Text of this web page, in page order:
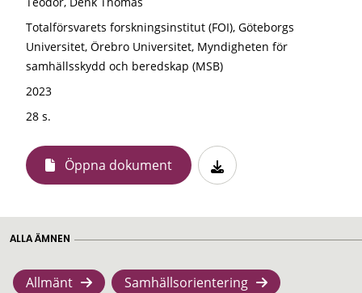
Totalförsvarets forskningsinstitut (FOI), Göteborgs
Universitet, Örebro Universitet, Myndigheten för
samhällsskydd och beredskap (MSB)
2023
28 s.
Öppna dokument
ALLA ÄMNEN
Allmänt Samhällsorientering